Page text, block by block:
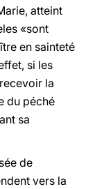
atteint
«sont
en sainteté
si les
la
du péché
sa
de
vers la